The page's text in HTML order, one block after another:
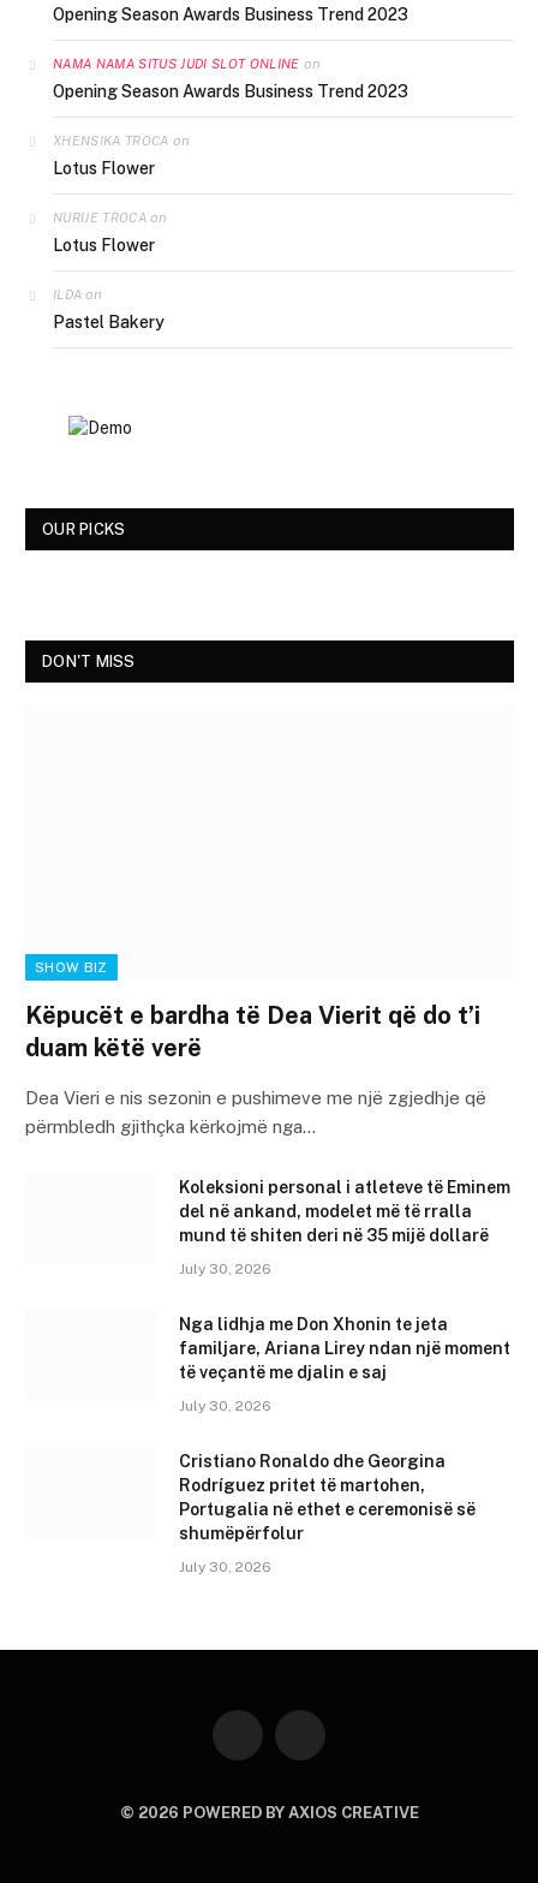
Opening Season Awards Business Trend 2023
NAMA NAMA SITUS JUDI SLOT ONLINE on
Opening Season Awards Business Trend 2023
XHENSIKA TROCA on
Lotus Flower
NURIJE TROCAon
Lotus Flower
ILDA on
Pastel Bakery
OUR PICKS
DON'T MISS
SHOW BIZ
Këpucët e bardha të Dea Vierit që do t’i
duam këtë verë
Dea Vieri e nis sezonin e pushimeve me një zgjedhje që
përmbledh gjithçka kërkojmë nga…
Koleksioni personal i atleteve të Eminem
del në ankand, modelet më të rralla
mund të shiten deri në 35 mijë dollarë
July 30, 2026
Nga lidhja me Don Xhonin te jeta
familjare, Ariana Lirey ndan një moment
të veçantë me djalin e saj
July 30, 2026
Cristiano Ronaldo dhe Georgina
Rodríguez pritet të martohen,
Portugalia në ethet e ceremonisë së
shumëpërfolur
July 30, 2026
Instagram YouTube
© 2026 POWERED BY AXIOS CREATIVE